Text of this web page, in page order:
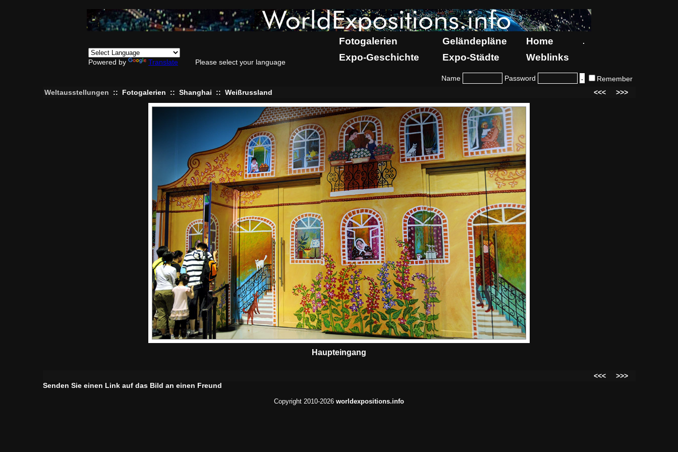
Powered by Translate Please select your language
Fotogalerien Geländepläne Home .
Expo-Geschichte Expo-Städte Weblinks
Name Password
Remember
Weltausstellungen
:: Fotogalerien :: Shanghai :: Weißrussland <<< >>>
Haupteingang
<<<
>>>
Senden Sie einen Link auf das Bild an einen Freund
Copyright 2010-2026 worldexpositions.info